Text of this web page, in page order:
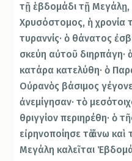
τῇ ἑβδομάδι τῇ Μεγάλῃ,
Χρυσόστομος, ἡ χρονία
τυραννίς· ὁ θάνατος
σκεύη αὐτοῦ διηρπάγη·
κατάρα κατελύθη· ὁ
Οὐρανὸς βάσιμος
ἀνεμίγησαν· τὸ
θριγγίον περιηρέθη· ὁ
εἰρηνοποίησε τὰ ἄνω καὶ
Μεγάλη καλεῖται